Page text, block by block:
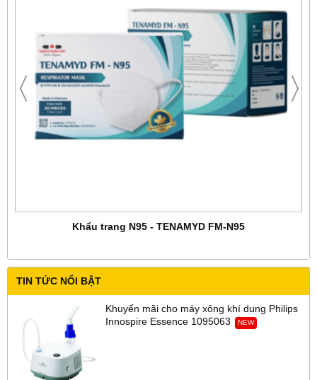
Khẩu trang N95 - TENAMYD FM-N95
TIN TỨC NỔI BẬT
Khuyến mãi cho máy xông khí dung Philips
Innospire Essence 1095063
NEW